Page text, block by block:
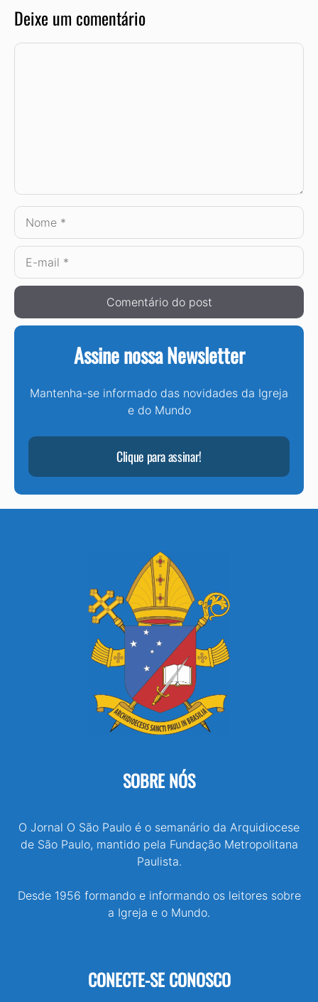
Deixe um comentário
Comentário
Nome
E-
mail
Assine nossa Newsletter
Mantenha-se informado das novidades da Igreja
e do Mundo
Clique para assinar!
SOBRE NÓS
O Jornal O São Paulo é o semanário da Arquidiocese
de São Paulo, mantido pela Fundação Metropolitana
Paulista.
Desde 1956 formando e informando os leitores sobre
a Igreja e o Mundo.
CONECTE-SE CONOSCO